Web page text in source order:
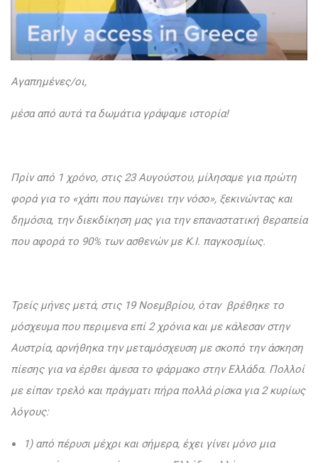
Αγαπημένες/οι,
μέσα από αυτά τα δωμάτια γράψαμε ιστορία!
Πρίν από 1 χρόνο, στις 23 Αυγούστου, μίλησαμε για πρώτη
φορά για το «χάπι που παγώνει την νόσο», ξεκινώντας και
δημόσια, την διεκδίκηση μας για την επαναστατική θεραπεία
που αφορά το 90% των ασθενών με Κ.Ι. παγκοσμίως.
Τρείς μήνες μετά, στις 19 Νοεμβρίου, όταν βρέθηκε το
μόσχευμα που περιμενα επί 2 χρόνια και με κάλεσαν στην
Αυστρία, αρνήθηκα την μεταμόσχευση με σκοπό την άσκηση
πίεσης για να έρθει άμεσα το φάρμακο στην Ελλάδα. Πολλοί
με είπαν τρελό και πράγματι πήρα πολλά ρίσκα για 2 κυρίως
λόγους:
1) από πέρυσι μέχρι και σήμερα, έχει γίνει μόνο μια